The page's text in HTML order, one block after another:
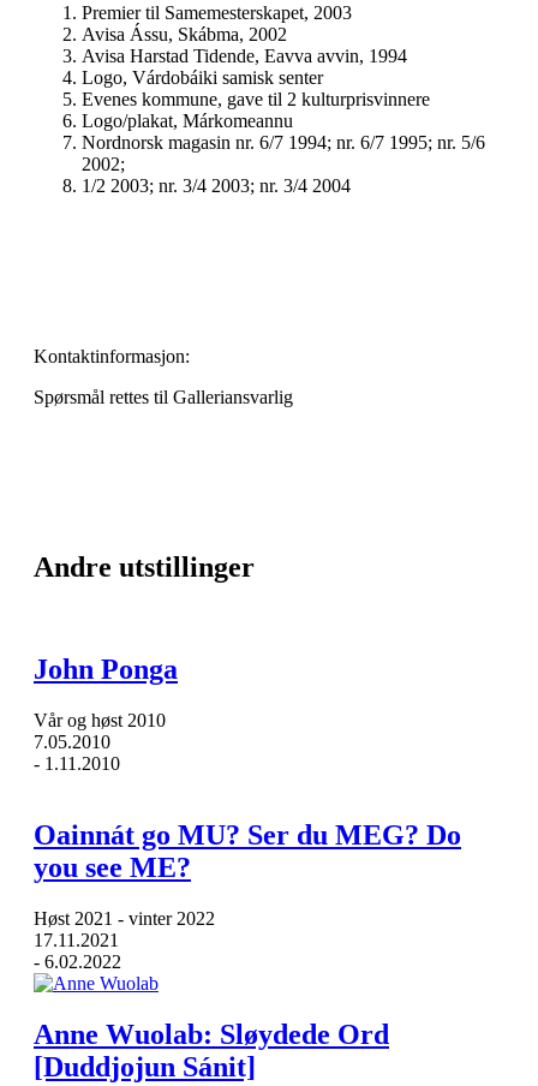
Premier til Samemesterskapet, 2003
Avisa Ássu, Skábma, 2002
Avisa Harstad Tidende, Eavva avvin, 1994
Logo, Várdobáiki samisk senter
Evenes kommune, gave til 2 kulturprisvinnere
Logo/plakat, Márkomeannu
Nordnorsk magasin nr. 6/7 1994; nr. 6/7 1995; nr. 5/6
2002;
1/2 2003; nr. 3/4 2003; nr. 3/4 2004
Kontaktinformasjon:
Spørsmål rettes til Galleriansvarlig
Andre utstillinger
John Ponga
Vår og høst 2010
7.05.2010
- 1.11.2010
Oainnát go MU? Ser du MEG? Do
you see ME?
Høst 2021 - vinter 2022
17.11.2021
- 6.02.2022
Anne Wuolab: Sløydede Ord
[Duddjojun Sánit]